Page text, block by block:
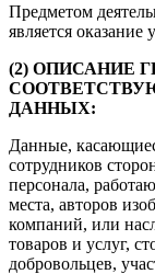
Предметом
является оказание
(2) ОПИСАНИЕ
ДАННЫХ:
Данные,
сотрудников
персонала,
места, авторов
компаний, или
товаров и услуг,
добровольцев,